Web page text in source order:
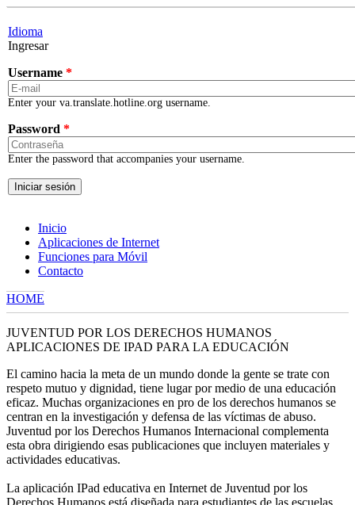
Idioma
Ingresar
Username *
Enter your va.translate.hotline.org username.
Password *
Enter the password that accompanies your username.
Inicio
Aplicaciones de Internet
Funciones para Móvil
Contacto
YOU ARE HERE
HOME
JUVENTUD POR LOS DERECHOS HUMANOS
APLICACIONES DE IPAD PARA LA EDUCACIÓN
El camino hacia la meta de un mundo donde la gente se trate con
respeto mutuo y dignidad, tiene lugar por medio de una educación
eficaz. Muchas organizaciones en pro de los derechos humanos se
centran en la investigación y defensa de las víctimas de abuso.
Juventud por los Derechos Humanos Internacional complementa
esta obra dirigiendo esas publicaciones que incluyen materiales y
actividades educativas.
La aplicación IPad educativa en Internet de Juventud por los
Derechos Humanos está diseñada para estudiantes de las escuelas